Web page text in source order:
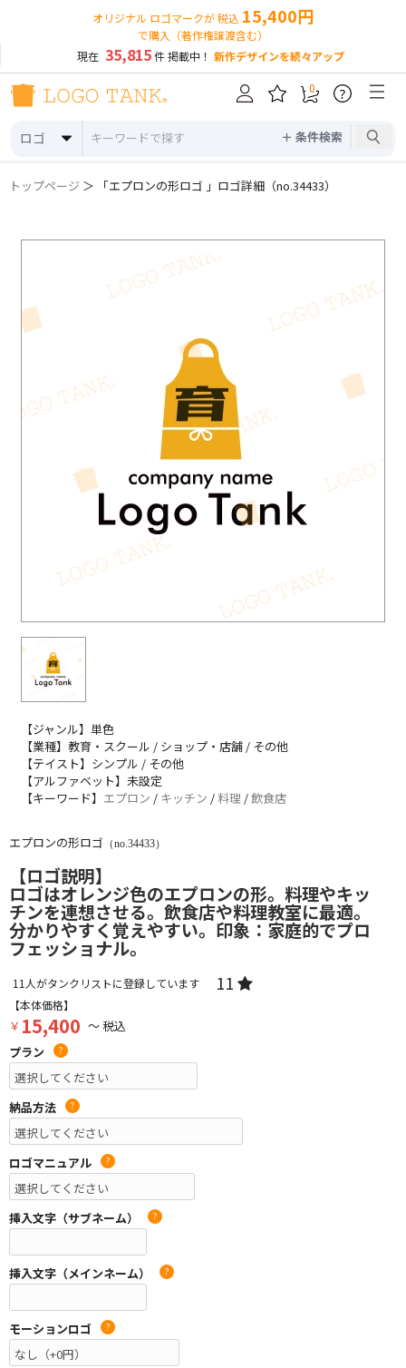
オリジナル ロゴマークが 税込 15,400円
で購入（著作権譲渡含む）
現在 35,815件 掲載中！ 新作デザインを続々アップ
ロゴ ＋ 条件検索
0 ?
トップページ ＞ 「エプロンの形ロゴ 」ロゴ詳細（no.34433）
【ジャンル】単色
【業種】教育・スクール / ショップ・店舗 / その他
【テイスト】シンプル / その他
【アルファベット】未設定
【キーワード】 エプロン / キッチン / 料理 /飲食店
エプロンの形ロゴ （no.34433）
【ロゴ説明】
ロゴはオレンジ色のエプロンの形。料理やキッ
チンを連想させる。飲食店や料理教室に最適。
分かりやすく覚えやすい。印象：家庭的でプロ
フェッショナル。
11 人がタンクリストに登録しています 11
【本体価格】
￥ 15,400 ～ 税込
プラン
?
納品方法 ?
ロゴマニュアル ?
挿入文字（サブネーム） ?
挿入文字（メインネーム） ?
モーションロゴ ?